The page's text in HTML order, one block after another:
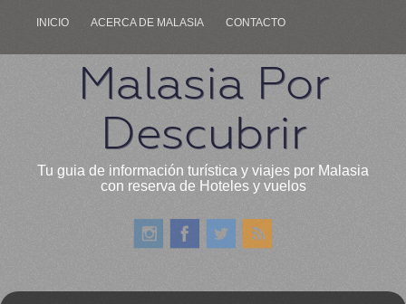
INICIO ACERCA DE MALASIA CONTACTO
Malasia Por
Descubrir
Tu guia de información turística y viajes por Malasia
con reserva de Hoteles y vuelos